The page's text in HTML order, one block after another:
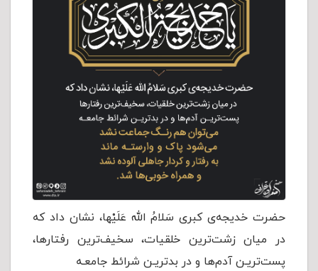
حضرت خدیجه‌ی کبری سَلامُ الله عَلَیْها، نشان داد که
در میان زشت‌ترین خلقیات، سخیف‌ترین رفتارها،
پست‌تریـن آدم‌ها و در بدتریـن شرائط جامعـه